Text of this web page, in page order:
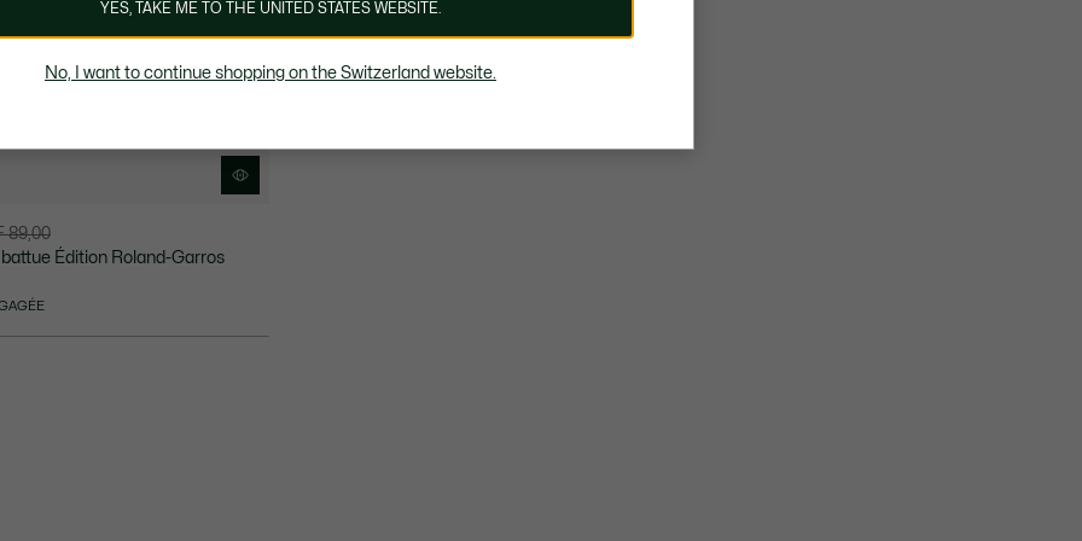
89,00
Édition Roland-Garros
YES, TAKE ME TO THE UNITED STATES WEBSITE.
No, I want to continue shopping on the Switzerland website.